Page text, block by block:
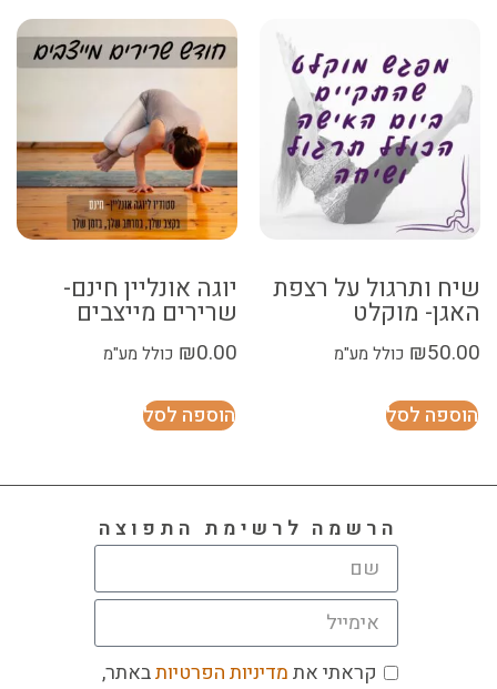
שיח ותרגול על רצפת
האגן- מוקלט
₪50.00 כולל מע"מ
הוספה לסל
יוגה אונליין חינם-
שרירים מייצבים
₪0.00 כולל מע"מ
הוספה לסל
הרשמה לרשימת התפוצה
קראתי אתמדיניות הפרטיותבאתר,